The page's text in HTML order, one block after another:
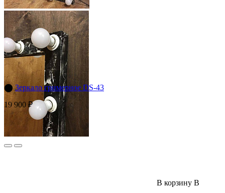
⬤ Зеркало гримерное DS-43
19 900 ₽
В корзину В